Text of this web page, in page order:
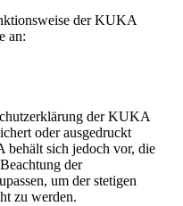
der KUKA
an:
der KUKA
oder ausgedruckt
sich jedoch vor, die
der
um der stetigen
zu werden.